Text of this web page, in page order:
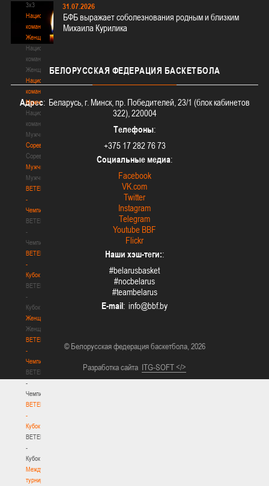
3х3
Национальная
команда.
Женщины
Национальная
команда.
Женщины
Национальная
команда.
Мужчины
Национальная
команда.
Мужчины
Соревнования
Соревнования
Мужчины
Мужчины
BETERA
-
Чемпионат
BETERA
-
Чемпионат
BETERA
-
Кубок
BETERA
-
Кубок
Женщины
Женщины
BETERA
-
Чемпионат
BETERA
-
Чемпионат
BETERA
-
Кубок
BETERA
-
Кубок
Международный
турнир
31.07.2026
БФБ выражает соболезнования родным и близким
Михаила Курилика
БЕЛОРУССКАЯ ФЕДЕРАЦИЯ БАСКЕТБОЛА
Адрес: Беларусь, г. Минск, пр. Победителей, 23/1 (блок кабинетов
322), 220004
Телефоны:
+375 17 282 76 73
Социальные медиа:
Facebook
VK.com
Twitter
Instagram
Telegram
Youtube BBF
Flickr
Наши хэш-теги::
#belarusbasket
#nocbelarus
#teambelarus
E-mail:
© Белорусская федерация баскетбола, 2026
Разработка сайта ITG-SOFT </>